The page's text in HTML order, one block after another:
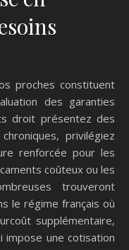
proches constituent
des garanties
droit présentez des
privilégiez
renforcée pour les
coûteux ou les
trouveront
le régime français où
supplémentaire,
impose une cotisation